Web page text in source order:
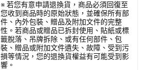
※ 若您有意申請退換貨，商品必須回復至
您收到商品時的原始狀態，並確保所有部
件、內外包裝、贈品及附加文件的完整
性。若商品或贈品已拆封使用、貼紙或標
籤脫落、吊牌拆除、或有任何部件、包
裝、贈品或附加文件遺失、故障、受到污
損等情況，您的退換貨權益有可能受到影
響。